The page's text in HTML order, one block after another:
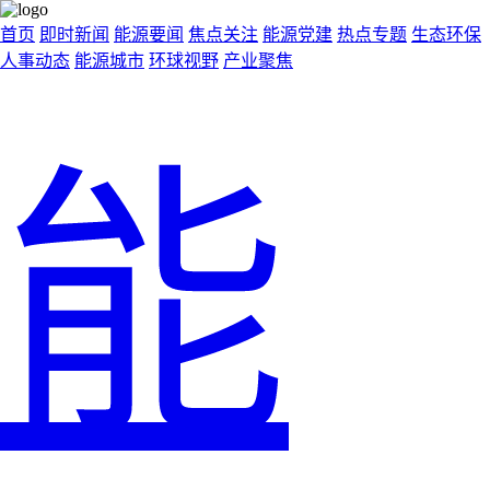
首页 即时新闻 能源要闻 焦点关注 能源党建 热点专题 生态环保
人事动态 能源城市 环球视野 产业聚焦
能